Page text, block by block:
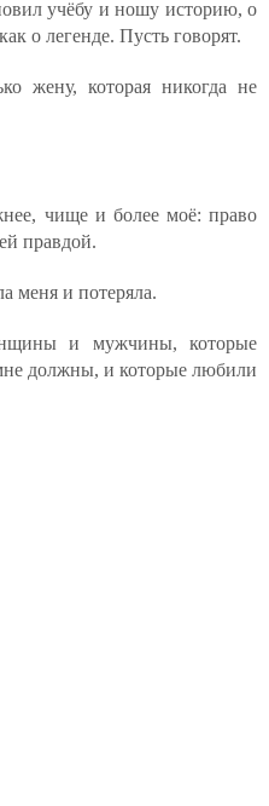
учёбу и ношу историю, о
о легенде. Пусть говорят.
жену, которая никогда не
чище и более моё: право
правдой.
меня и потеряла.
и мужчины, которые
должны, и которые любили